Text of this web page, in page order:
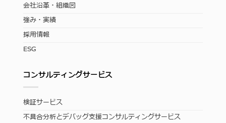
会社沿革・組織図
強み・実績
採用情報
ESG
コンサルティングサービス
検証サービス
不具合分析とデバッグ支援コンサルティングサービス